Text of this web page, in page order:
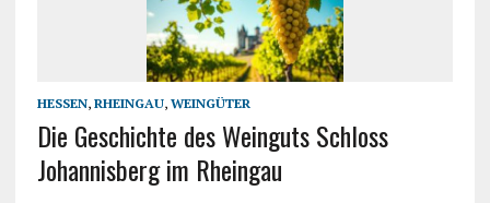
HESSEN, RHEINGAU, WEINGÜTER
Die Geschichte des Weinguts Schloss
Johannisberg im Rheingau